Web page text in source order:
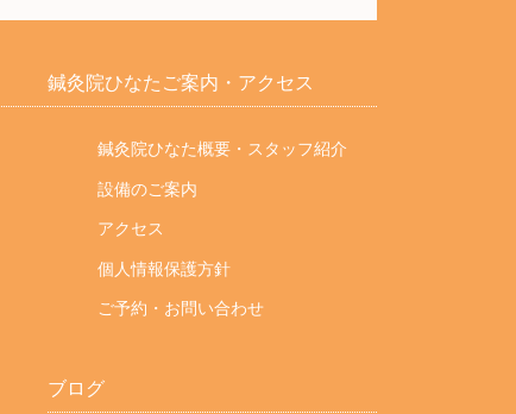
鍼灸院ひなた ご案内・アクセス
鍼灸院ひなた概要・スタッフ紹介
設備のご案内
アクセス
個人情報保護方針
ご予約・お問い合わせ
ブログ